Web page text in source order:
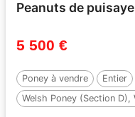
Peanuts de
5 500 €
Poney à vendre
Entier
Welsh Poney (Section D),